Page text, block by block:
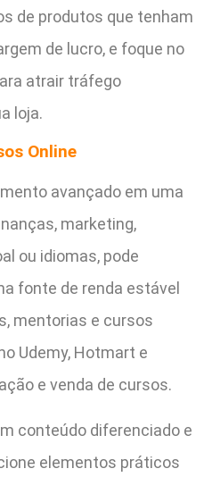
de produtos que tenham
de lucro, e foque no
atrair tráfego
loja.
Online
avançado em uma
marketing,
ou idiomas, pode
fonte de renda estável
mentorias e cursos
Udemy, Hotmart e
e venda de cursos.
conteúdo diferenciado e
elementos práticos